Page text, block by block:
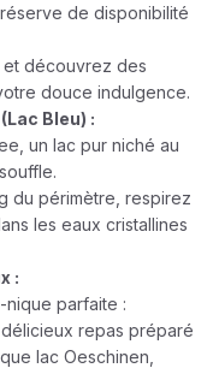
de disponibilité
découvrez des
douce indulgence.
Bleu) :
un lac pur niché au
du périmètre, respirez
les eaux cristallines
:
parfaite :
repas préparé
lac Oeschinen,